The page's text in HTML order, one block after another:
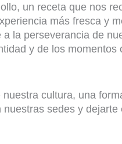
un receta que nos
más fresca y
la perseverancia de
y de los momentos
cultura, una
sedes y